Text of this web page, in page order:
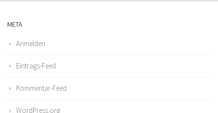
META
Anmelden
Eintrags-Feed
Kommentar-Feed
WordPress.org